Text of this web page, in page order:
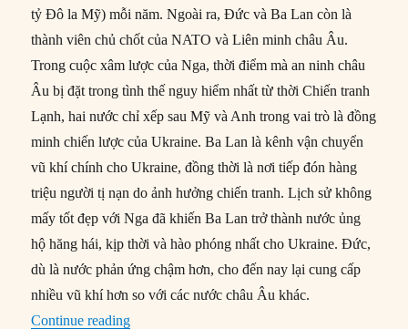
tỷ Đô la Mỹ) mỗi năm. Ngoài ra, Đức và Ba Lan còn là
thành viên chủ chốt của NATO và Liên minh châu Âu.
Trong cuộc xâm lược của Nga, thời điểm mà an ninh châu
Âu bị đặt trong tình thế nguy hiểm nhất từ thời Chiến tranh
Lạnh, hai nước chỉ xếp sau Mỹ và Anh trong vai trò là đồng
minh chiến lược của Ukraine. Ba Lan là kênh vận chuyển
vũ khí chính cho Ukraine, đồng thời là nơi tiếp đón hàng
triệu người tị nạn do ảnh hưởng chiến tranh. Lịch sử không
mấy tốt đẹp với Nga đã khiến Ba Lan trở thành nước ủng
hộ hăng hái, kịp thời và hào phóng nhất cho Ukraine. Đức,
dù là nước phản ứng chậm hơn, cho đến nay lại cung cấp
nhiều vũ khí hơn so với các nước châu Âu khác.
Continue reading“Điều gì đang khiến quan hệ Đức – Ba Lan rạn